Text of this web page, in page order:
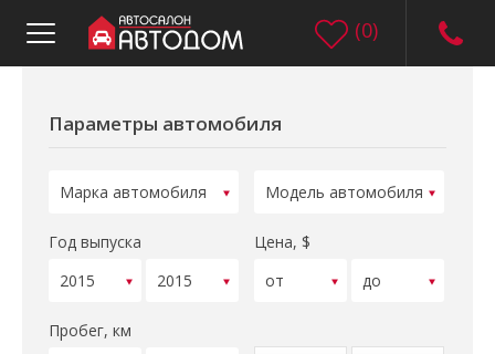
(0)
Параметры автомобиля
Год выпуска Цена, $
Пробег, км